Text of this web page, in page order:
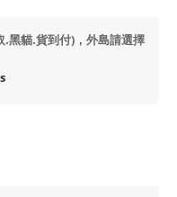
黑貓.貨到付)，外島請選擇